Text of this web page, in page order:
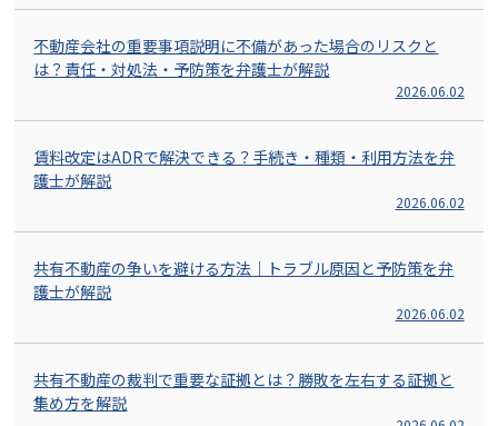
不動産会社の重要事項説明に不備があった場合のリスクと
は？責任・対処法・予防策を弁護士が解説
2026.06.02
賃料改定はADRで解決できる？手続き・種類・利用方法を弁
護士が解説
2026.06.02
共有不動産の争いを避ける方法｜トラブル原因と予防策を弁
護士が解説
2026.06.02
共有不動産の裁判で重要な証拠とは？勝敗を左右する証拠と
集め方を解説